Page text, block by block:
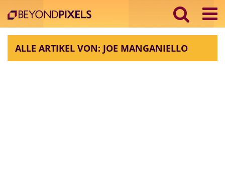
ALLE ARTIKEL VON: JOE MANGANIELLO